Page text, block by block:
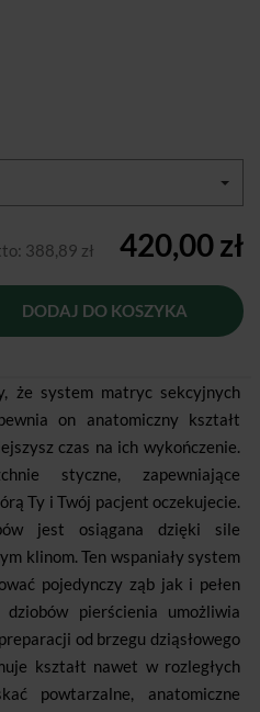
388,89 zł 420,00 zł
DODAJ DO KOSZYKA
że system matryc sekcyjnych
on anatomiczny kształt
czas na ich wykończenie.
styczne, zapewniające
Ty i Twój pacjent oczekujecie.
jest osiągana dzięki sile
klinom. Ten wspaniały system
pojedynczy ząb jak i pełen
pierścienia umożliwia
od brzegu dziąsłowego
kształt nawet w rozległych
powtarzalne, anatomiczne